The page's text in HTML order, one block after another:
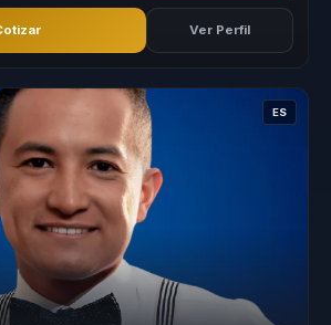
Ver Perfil
ES